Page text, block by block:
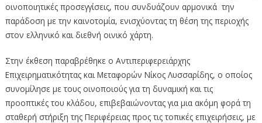
οινοποιητικές προσεγγίσεις, που συνδυάζουν αρμονικά την
παράδοση με την καινοτομία, ενισχύοντας τη θέση της περιοχής
στον ελληνικό και διεθνή οινικό χάρτη.
Στην έκθεση παραβρέθηκε ο Αντιπεριφερειάρχης
Επιχειρηματικότητας και Μεταφορών Νίκος Λυσσαρίδης, ο οποίος
συνομίλησε με τους οινοποιούς για τη δυναμική και τις
προοπτικές του κλάδου, επιβεβαιώνοντας για μια ακόμη φορά τη
σταθερή στήριξη της Περιφέρειας προς τις τοπικές επιχειρήσεις, με